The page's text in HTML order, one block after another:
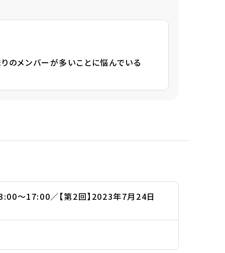
のメンバーが多いことに悩んでいる
～17:00／【第2回】2023年7月24日